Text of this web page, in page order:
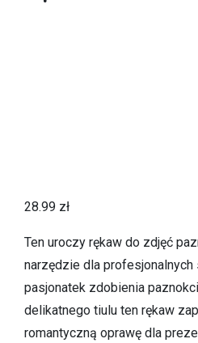
28.99 zł
Ten uroczy rękaw do zdjęć
narzędzie dla
pasjonatek zdobienia
delikatnego tiulu ten rękaw
romantyczną oprawę dla